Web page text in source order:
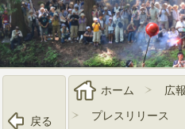
戻る
ホーム 広
プレスリリース